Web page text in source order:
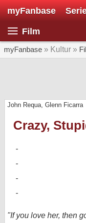
myFanbase
Film
myFanbase » Kultur »
John Requa, Glenn Ficarra
Crazy,
"If you love her, then